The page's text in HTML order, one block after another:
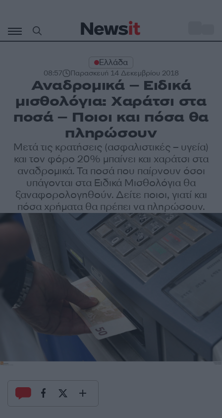
περιεχόμενο
Ελλάδα
08:57 Παρασκευή 14 Δεκεμβρίου 2018
Αναδρομικά – Ειδικά
μισθολόγια: Χαράτσι στα
ποσά – Ποιοι και πόσα θα
πληρώσουν
Μετά τις κρατήσεις (ασφαλιστικές – υγεία)
και τον φόρο 20% μπαίνει και χαράτσι στα
αναδρομικά. Τα ποσά που παίρνουν όσοι
υπάγονται στα Ειδικά Μισθολόγια θα
ξαναφορολογηθούν. Δείτε ποιοι, γιατί και
πόσα χρήματα θα πρέπει να πληρώσουν.